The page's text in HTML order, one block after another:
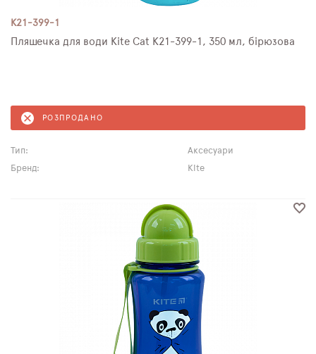
K21-399-1
Пляшечка для води Kite Cat K21-399-1, 350 мл, бірюзова
РОЗПРОДАНО
Тип:
Аксесуари
Бренд:
Kite